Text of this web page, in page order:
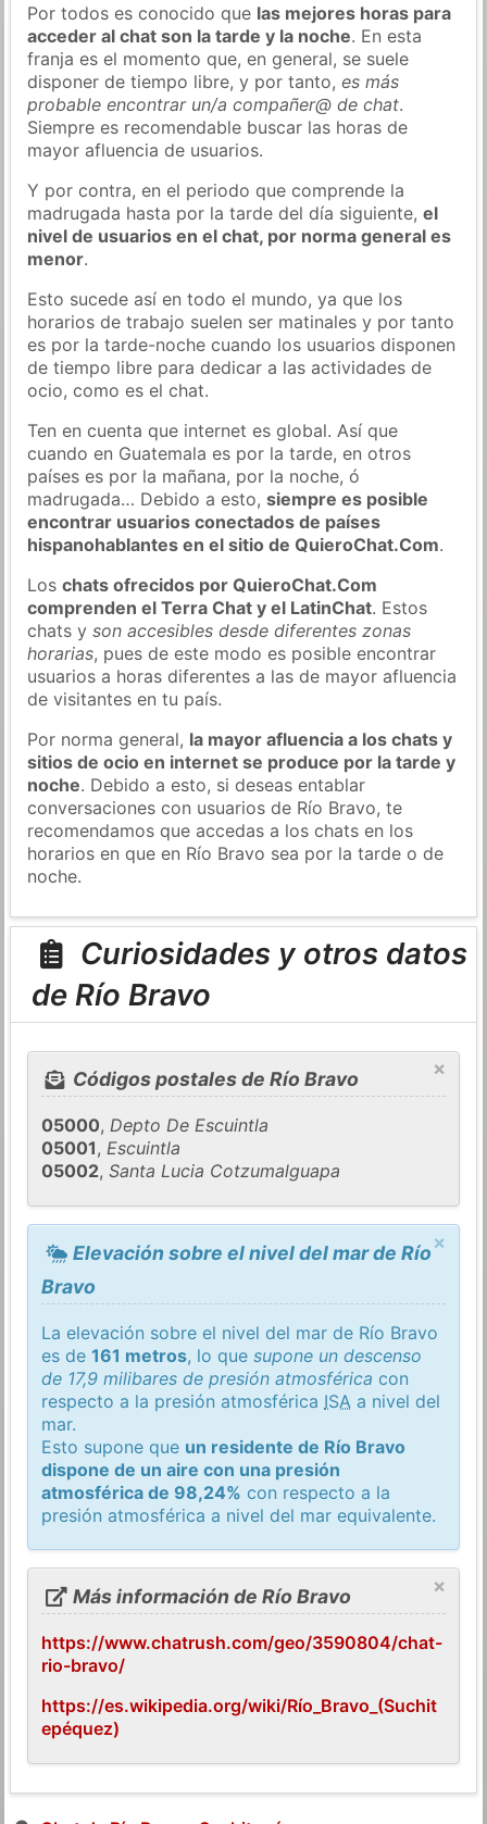
Por todos es conocido que las mejores horas para
acceder al chat son la tarde y la noche. En esta
franja es el momento que, en general, se suele
disponer de tiempo libre, y por tanto,es más
probable encontrar un/a compañer@ de chat.
Siempre es recomendable buscar las horas de
mayor afluencia de usuarios.
Y por contra, en el periodo que comprende la
madrugada hasta por la tarde del día siguiente,el
nivel de usuarios en el chat, por norma general es
menor.
Esto sucede así en todo el mundo, ya que los
horarios de trabajo suelen ser matinales y por tanto
es por la tarde-noche cuando los usuarios disponen
de tiempo libre para dedicar a las actividades de
ocio, como es el chat.
Ten en cuenta que internet es global. Así que
cuando en Guatemala es por la tarde, en otros
países es por la mañana, por la noche, ó
madrugada… Debido a esto,siempre es posible
encontrar usuarios conectados de países
hispanohablantes en el sitio de QuieroChat.Com.
Loschats ofrecidos por QuieroChat.Com
comprenden el Terra Chat y el LatinChat. Estos
chats yson accesibles desde diferentes zonas
horarias, pues de este modo es posible encontrar
usuarios a horas diferentes a las de mayor afluencia
de visitantes en tu país.
Por norma general, la mayor afluencia a los chats y
sitios de ocio en internet se produce por la tarde y
noche. Debido a esto, si deseas entablar
conversaciones con usuarios de Río Bravo, te
recomendamos que accedas a los chats en los
horarios en que en Río Bravo sea por la tarde o de
noche.
Curiosidades y otros datos
de Río Bravo
×
Códigos postales de Río Bravo
05000,Depto De Escuintla
05001,Escuintla
05002,Santa Lucia Cotzumalguapa
×
Elevación sobre el nivel del mar de Río
Bravo
La elevación sobre el nivel del mar de Río Bravo
es de161 metros, lo quesupone un descenso
de 17,9 milibares de presión atmosférica con
respecto a la presión atmosférica ISA a nivel del
mar.
Esto supone que un residente de Río Bravo
dispone de un aire con una presión
atmosférica de 98,24% con respecto a la
presión atmosférica a nivel del mar equivalente.
×
Más información de Río Bravo
https://www.chatrush.com/geo/3590804/chat-
rio-bravo/
https://es.wikipedia.org/wiki/Río_Bravo_(Suchit
epéquez)